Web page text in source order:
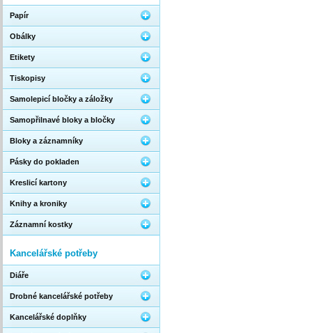
Papír
Obálky
Etikety
Tiskopisy
Samolepicí bločky a záložky
Samopřilnavé bloky a bločky
Bloky a záznamníky
Pásky do pokladen
Kreslicí kartony
Knihy a kroniky
Záznamní kostky
Kancelářské potřeby
Diáře
Drobné kancelářské potřeby
Kancelářské doplňky